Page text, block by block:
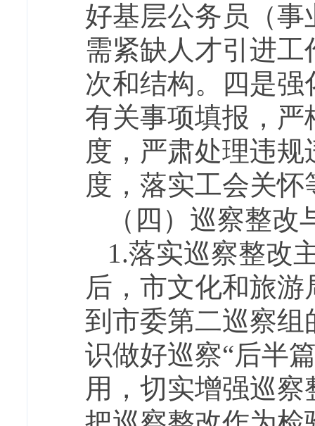
好基层公务员（
需紧缺人才引进
次和结构。四是
有关事项填报，
度，严肃处理违
度，落实工会关
（四）巡察整
1.落实巡察整改
后，市文化和旅
到市委第二巡察
识做好巡察“后半
用，切实增强巡